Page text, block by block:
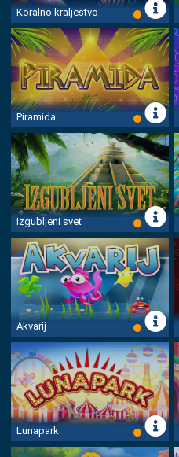
Navodila in pomoč
Identifikacija listka
Prvak dneva
Top dobitki
Odgovorno igranje
Tema
Mobilna aplikacija
Koralno kraljestvo
Piramida
Izgubljeni svet
Akvarij
Lunapark